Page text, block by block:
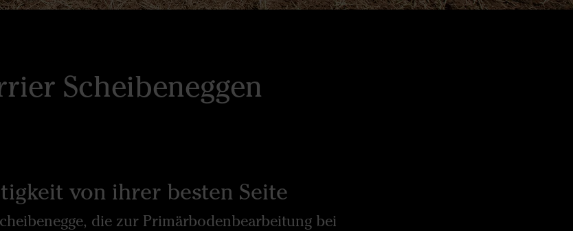
Scheibeneggen
von ihrer besten Seite
die zur Primärbodenbearbeitung bei